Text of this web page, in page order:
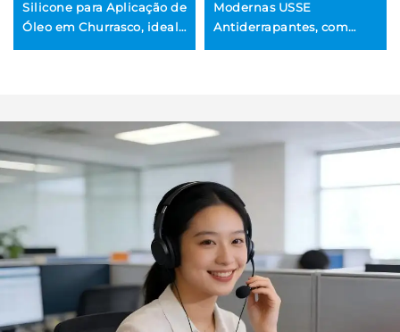
Silicone para Aplicação de
Óleo em Churrasco, ideal
bem como em Churrascos
— Acessórios para
Cozinha e Churrasco
Modernas USSE
Antiderrapantes, com
Alimentos